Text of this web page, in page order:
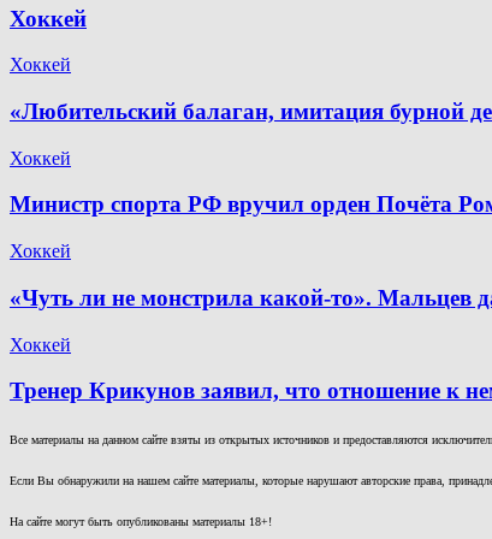
Хоккей
Хоккей
«Любительский балаган, имитация бурной
Хоккей
Министр спорта РФ вручил орден Почёта
Хоккей
«Чуть ли не монстрила какой-то». Мальцев
Хоккей
Тренер Крикунов заявил, что отношение к
Все материалы на данном сайте взяты из открытых источников и предоставляются
Если Вы обнаружили на нашем сайте материалы, которые нарушают авторские права,
На сайте могут быть опубликованы материалы 18+!